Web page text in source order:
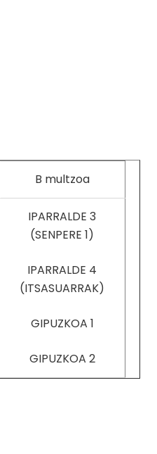
B multzoa
IPARRALDE 3
(SENPERE 1)
IPARRALDE 4
(ITSASUARRAK)
GIPUZKOA 1
GIPUZKOA 2